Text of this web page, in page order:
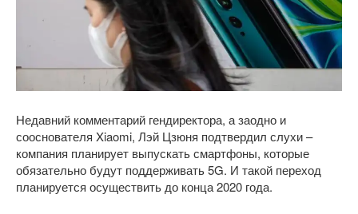
Недавний комментарий гендиректора, а заодно и
сооснователя Xiaomi, Лэй Цзюня подтвердил слухи –
компания планирует выпускать смартфоны, которые
обязательно будут поддерживать 5G. И такой переход
планируется осуществить до конца 2020 года.